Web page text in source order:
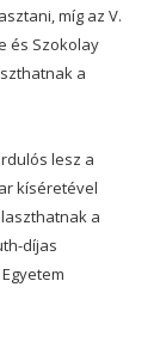
míg az V.
és Szokolay
a
lesz a
kíséretével
a
díjas